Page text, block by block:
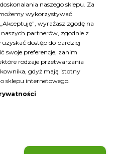
naszego sklepu. Za
wykorzystywać
wyrażasz zgodę na
partnerów, zgodnie z
dostęp do bardziej
swoje preferencje, zanim
rodzaje przetwarzania
gdyż mają istotny
sklepu internetowego.
pliki cookie oraz cookie